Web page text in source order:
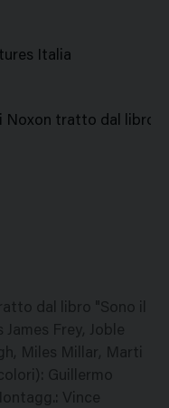
Italia
Noxon tratto dal libro
dal libro "Sono il
Frey, Joble
Miles Millar, Marti
Guillermo
Vince